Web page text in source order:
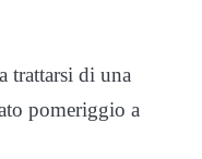
trattarsi di una
pomeriggio a